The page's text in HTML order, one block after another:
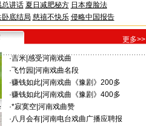
总讲话 夏日减肥秘方 日本瘦脸法
卧底结局 慈禧不快乐 侵略中国报告
更多>>
·吉米| 感受河南戏曲
·飞竹园 河南戏曲名段
·赚钱如此| 河南戏曲《豫剧》200多
·赚钱如此| 河南戏曲《豫剧》400多
·*寂寞空| 河南戏曲赞
·八月会有| 河南电台戏曲广播应聘报